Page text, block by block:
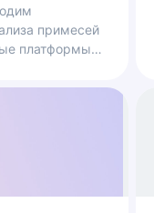
примесей
платформы